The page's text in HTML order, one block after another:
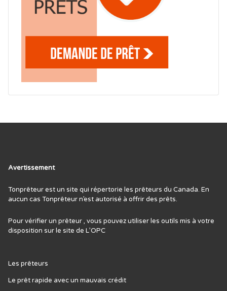
Avertissement
Tonprêteur est un site qui répertorie les prêteurs du Canada. En
aucun cas Tonprêteur n’est autorisé à offrir des prêts.
Pour vérifier un prêteur , vous pouvez utiliser les outils mis à votre
disposition sur le site de L’OPC
Les prêteurs
Le prêt rapide avec un mauvais crédit